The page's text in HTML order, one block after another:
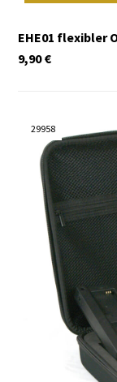
EHE01 flexibler
€
9,90
29958